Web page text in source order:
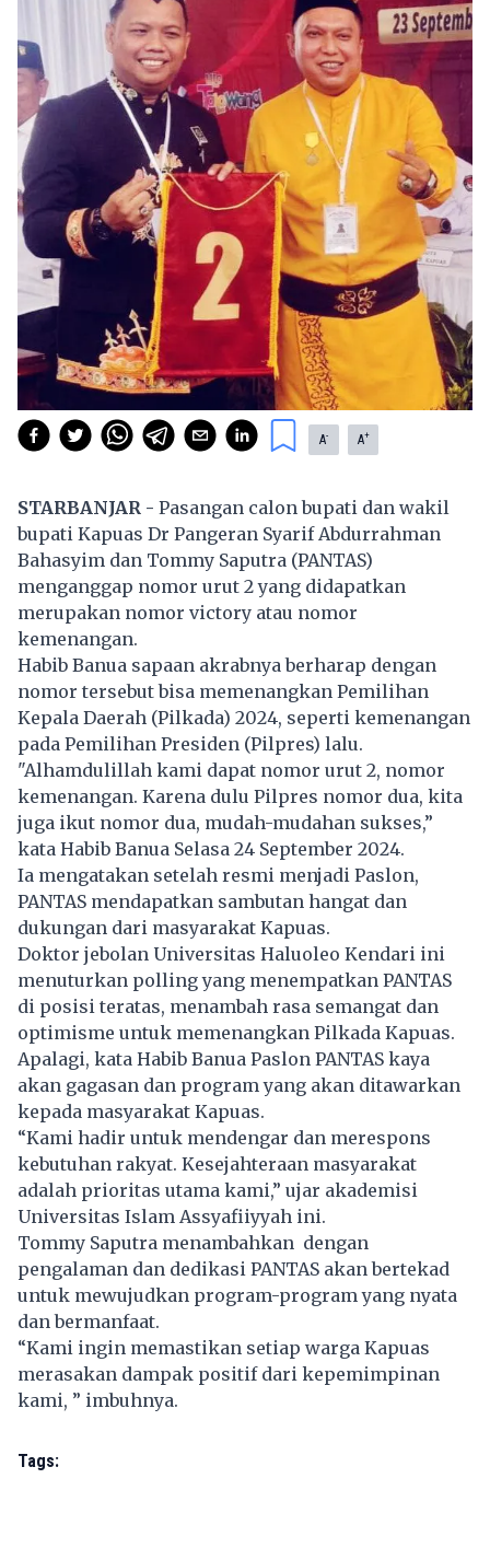
A- A+
STARBANJAR - Pasangan calon bupati dan wakil
bupati Kapuas Dr Pangeran Syarif Abdurrahman
Bahasyim dan Tommy Saputra (PANTAS)
menganggap nomor urut 2 yang didapatkan
merupakan nomor victory atau nomor
kemenangan.
Habib Banua sapaan akrabnya berharap dengan
nomor tersebut bisa memenangkan Pemilihan
Kepala Daerah (Pilkada) 2024, seperti kemenangan
pada Pemilihan Presiden (Pilpres) lalu.
"Alhamdulillah kami dapat nomor urut 2, nomor
kemenangan. Karena dulu Pilpres nomor dua, kita
juga ikut nomor dua, mudah-mudahan sukses,”
kata Habib Banua Selasa 24 September 2024.
Ia mengatakan setelah resmi menjadi Paslon,
PANTAS mendapatkan sambutan hangat dan
dukungan dari masyarakat Kapuas.
Doktor jebolan Universitas Haluoleo Kendari ini
menuturkan polling yang menempatkan PANTAS
di posisi teratas, menambah rasa semangat dan
optimisme untuk memenangkan Pilkada Kapuas.
Apalagi, kata Habib Banua Paslon PANTAS kaya
akan gagasan dan program yang akan ditawarkan
kepada masyarakat Kapuas.
“Kami hadir untuk mendengar dan merespons
kebutuhan rakyat. Kesejahteraan masyarakat
adalah prioritas utama kami,” ujar akademisi
Universitas Islam Assyafiiyyah ini.
Tommy Saputra menambahkan dengan
pengalaman dan dedikasi PANTAS akan bertekad
untuk mewujudkan program-program yang nyata
dan bermanfaat.
“Kami ingin memastikan setiap warga Kapuas
merasakan dampak positif dari kepemimpinan
kami, ” imbuhnya.
Tags: